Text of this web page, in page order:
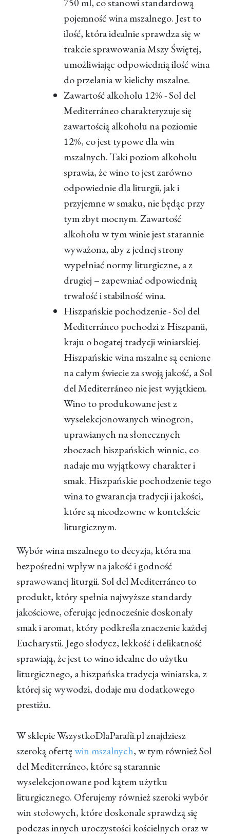
750 ml, co stanowi standardową
pojemność wina mszalnego. Jest to
ilość, która idealnie sprawdza się w
trakcie sprawowania Mszy Świętej,
umożliwiając odpowiednią ilość wina
do przelania w kielichy mszalne.
Zawartość alkoholu 12% - Sol del
Mediterráneo charakteryzuje się
zawartością alkoholu na poziomie
12%, co jest typowe dla win
mszalnych. Taki poziom alkoholu
sprawia, że wino to jest zarówno
odpowiednie dla liturgii, jak i
przyjemne w smaku, nie będąc przy
tym zbyt mocnym. Zawartość
alkoholu w tym winie jest starannie
wyważona, aby z jednej strony
wypełniać normy liturgiczne, a z
drugiej – zapewniać odpowiednią
trwałość i stabilność wina.
Hiszpańskie pochodzenie - Sol del
Mediterráneo pochodzi z Hiszpanii,
kraju o bogatej tradycji winiarskiej.
Hiszpańskie wina mszalne są cenione
na całym świecie za swoją jakość, a Sol
del Mediterráneo nie jest wyjątkiem.
Wino to produkowane jest z
wyselekcjonowanych winogron,
uprawianych na słonecznych
zboczach hiszpańskich winnic, co
nadaje mu wyjątkowy charakter i
smak. Hiszpańskie pochodzenie tego
wina to gwarancja tradycji i jakości,
które są nieodzowne w kontekście
liturgicznym.
Wybór wina mszalnego to decyzja, która ma
bezpośredni wpływ na jakość i godność
sprawowanej liturgii. Sol del Mediterráneo to
produkt, który spełnia najwyższe standardy
jakościowe, oferując jednocześnie doskonały
smak i aromat, który podkreśla znaczenie każdej
Eucharystii. Jego słodycz, lekkość i delikatność
sprawiają, że jest to wino idealne do użytku
liturgicznego, a hiszpańska tradycja winiarska, z
której się wywodzi, dodaje mu dodatkowego
prestiżu.
W sklepie WszystkoDlaParafii.pl znajdziesz
szeroką ofertęwin mszalnych, w tym również Sol
del Mediterráneo, które są starannie
wyselekcjonowane pod kątem użytku
liturgicznego. Oferujemy również szeroki wybór
win stołowych, które doskonale sprawdzą się
podczas innych uroczystości kościelnych oraz w